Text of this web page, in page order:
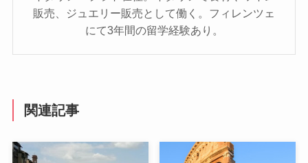
販売、ジュエリー販売として働く。フィレンツェ
にて3年間の留学経験あり。
関連記事